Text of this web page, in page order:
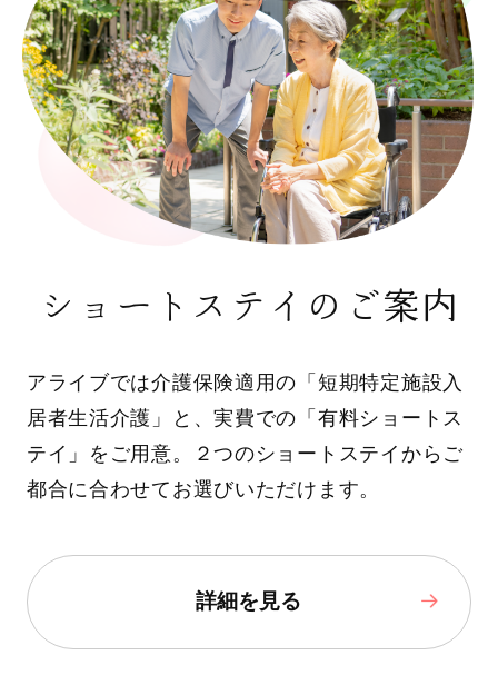
ショートステイのご案内
アライブでは介護保険適用の「短期特定施設入
居者生活介護」と、実費での「有料ショートス
テイ」をご用意。２つのショートステイからご
都合に合わせてお選びいただけます。
詳細を見る